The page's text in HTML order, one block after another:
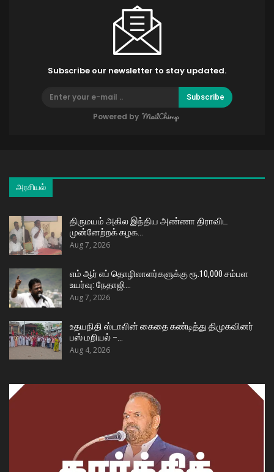
Subscribe our newsletter to stay updated.
Subscribe
Powered by
அரசியல்
திருமயம் அகில இந்திய அண்ணா திராவிட
முன்னேற்றக் கழக…
Aug 7, 2026
எம் ஆர் எப் தொழிலாளர்களுக்கு ரூ.10,000 சம்பள
உயர்வு: நேதாஜி…
Aug 7, 2026
உதயநிதி ஸ்டாலின் கைதை கண்டித்து திமுகவினர்
பஸ் மறியல் –…
Aug 4, 2026